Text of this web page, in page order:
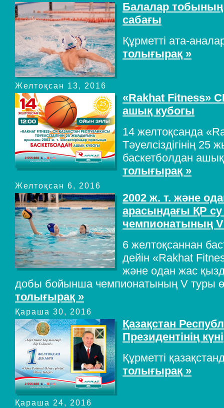
Балалар
сабағы
Құрметті ата-
толығырақ »
Желтоқсан 13, 2016
«Rakhat Fitness»
ашық кубогы
14 желтоқсанда
Тәуелсіздігінің
баскетболдан
толығырақ »
Желтоқсан 6, 2016
2002 ж. т. және
арасындағы ҚР
чемпионатының
6 желтоқсаннан
дейін «Rakhat
және одан жас
добы бойынша чемпионатының V туры
толығырақ »
Қараша 30, 2016
Қазақстан
Президентінің күні
Құрметті
толығырақ »
Қараша 24, 2016